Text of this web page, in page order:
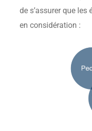
de s’assurer que
en considération :